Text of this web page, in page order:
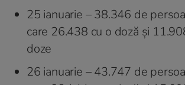
25 ianuarie – 38.346 de
care 26.438 cu o doză şi
doze
26 ianuarie – 43.747 de